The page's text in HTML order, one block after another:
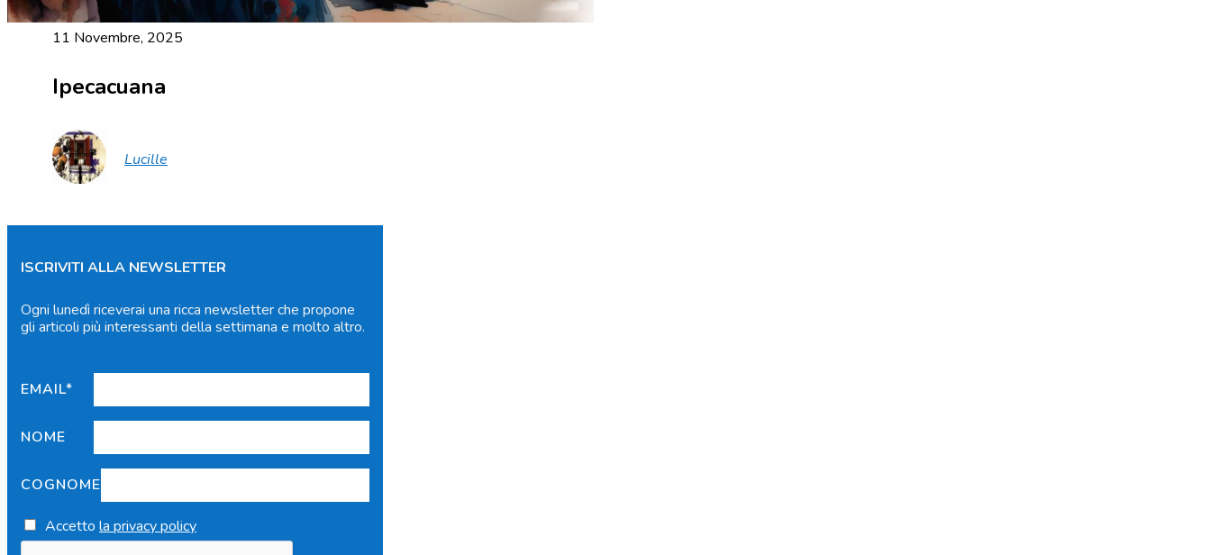
11 Novembre, 2025
Ipecacuana
Lucille
ISCRIVITI ALLA NEWSLETTER
Ogni lunedì riceverai una ricca newsletter che propone
gli articoli più interessanti della settimana e molto altro.
EMAIL*
NOME
COGNOME
Accetto la privacy policy